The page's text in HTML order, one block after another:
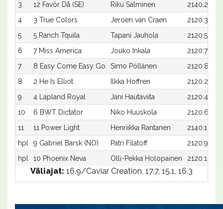
3
12 Favör Då (SE) Riku Salminen
2140:2
4
3 True Colors Jeroen van Craen
2120:3
5
5 Ranch Tquila Tapani Jauhola
2120:5
6
7 Miss America Jouko Inkala
2120:7
7
8 Easy Come Easy Go Simo Pöllänen
2120:8
8
2 He Is Elliot Ilkka Hoffren
2120:2
9
4 Lapland Royal Jani Hautaviita
2120:4
10
6 BWT Dictator Niko Huuskola
2120:6
11
11 Power Light Henriikka Rantanen
2140:1
hpl
9 Gabriel Barsk (NO) Patri Filatoff
2120:9
hpl
10 Phoenix Neva Olli-Pekka Holopainen 2120:10
Väliajat: 16.9/Caviar Creation, 17.7, 15.1, 16.3